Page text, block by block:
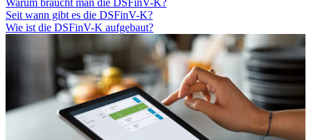
Seit wann gibt es die DSFinV-K?
Wie ist die DSFinV-K aufgebaut?